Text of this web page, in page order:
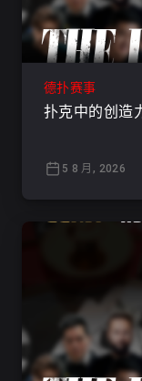
德扑赛事
扑克中的创造
5 8 月, 2026